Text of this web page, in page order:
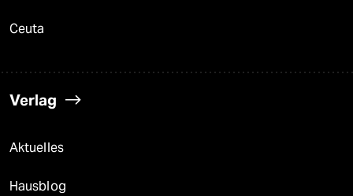
Ceuta
Verlag
Aktuelles
Hausblog